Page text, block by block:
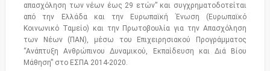
απασχόληση των νέων έως 29 ετών” και συγχρηματοδοτείται
από την Ελλάδα και την Ευρωπαϊκή Ένωση (Ευρωπαϊκό
Κοινωνικό Ταμείο) και την Πρωτοβουλία για την Απασχόληση
των Νέων (ΠΑΝ), μέσω του Επιχειρησιακού Προγράμματος
“Ανάπτυξη Ανθρώπινου Δυναμικού, Εκπαίδευση και Διά Βίου
Μάθηση” στο ΕΣΠΑ 2014-2020.